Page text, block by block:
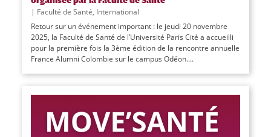
| Faculté de Santé, International
Retour sur un événement important : le jeudi 20 novembre
2025, la Faculté de Santé de l’Université Paris Cité a accueilli
pour la première fois la 3ème édition de la rencontre annuelle
France Alumni Colombie sur le campus Odéon....